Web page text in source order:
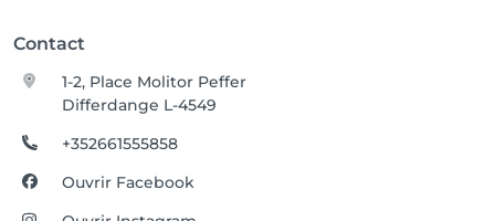
Contact
1-2, Place Molitor Peffer
Differdange L-4549
+352661555858
Ouvrir Facebook